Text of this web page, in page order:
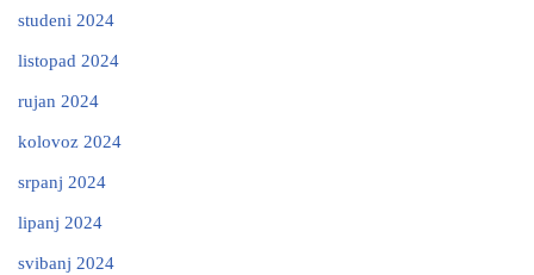
studeni 2024
listopad 2024
rujan 2024
kolovoz 2024
srpanj 2024
lipanj 2024
svibanj 2024